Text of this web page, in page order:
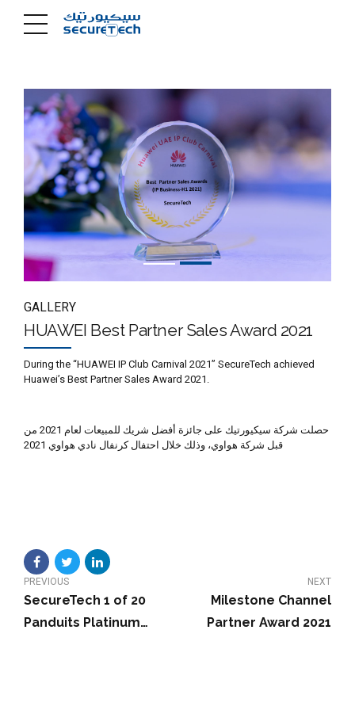
GALLERY
HUAWEI Best Partner Sales Award 2021
During the “HUAWEI IP Club Carnival 2021” SecureTech achieved
Huawei’s Best Partner Sales Award 2021.
حصلت شركة سيكيورتيك على جائزة أفضل شريك للمبيعات لعام 2021 من
قبل شركة هواوي، وذلك خلال احتفال كرنفال نادي هواوي 2021
PREVIOUS
SecureTech 1 of 20
Panduits Platinum
NEXT
Milestone Channel
Partner Award 2021